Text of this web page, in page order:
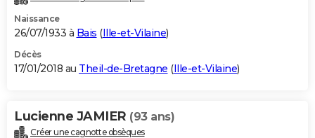
Naissance
26/07/1933 à Bais (Ille-et-Vilaine)
Décès
17/01/2018 au Theil-de-Bretagne (Ille-et-Vilaine)
Lucienne JAMIER (93 ans)
Créer une cagnotte obsèques